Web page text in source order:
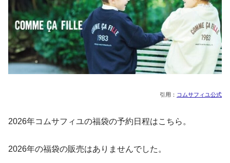
引用： コムサフィユ公式
2026年コムサフィユの福袋の予約日程はこちら。
2026年の福袋の販売はありませんでした。